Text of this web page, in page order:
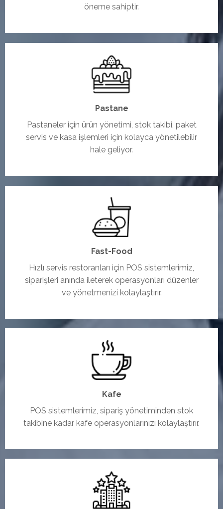
öneme sahiptir.
Pastane
Pastaneler için ürün yönetimi, stok takibi, paket
servis ve kasa işlemleri için kolayca yönetilebilir
hale geliyor.
Fast-Food
Hızlı servis restoranları için POS sistemlerimiz,
siparişleri anında ileterek operasyonları düzenler
ve yönetmenizi kolaylaştırır.
Kafe
POS sistemlerimiz, sipariş yönetiminden stok
takibine kadar kafe operasyonlarınızı kolaylaştırır.